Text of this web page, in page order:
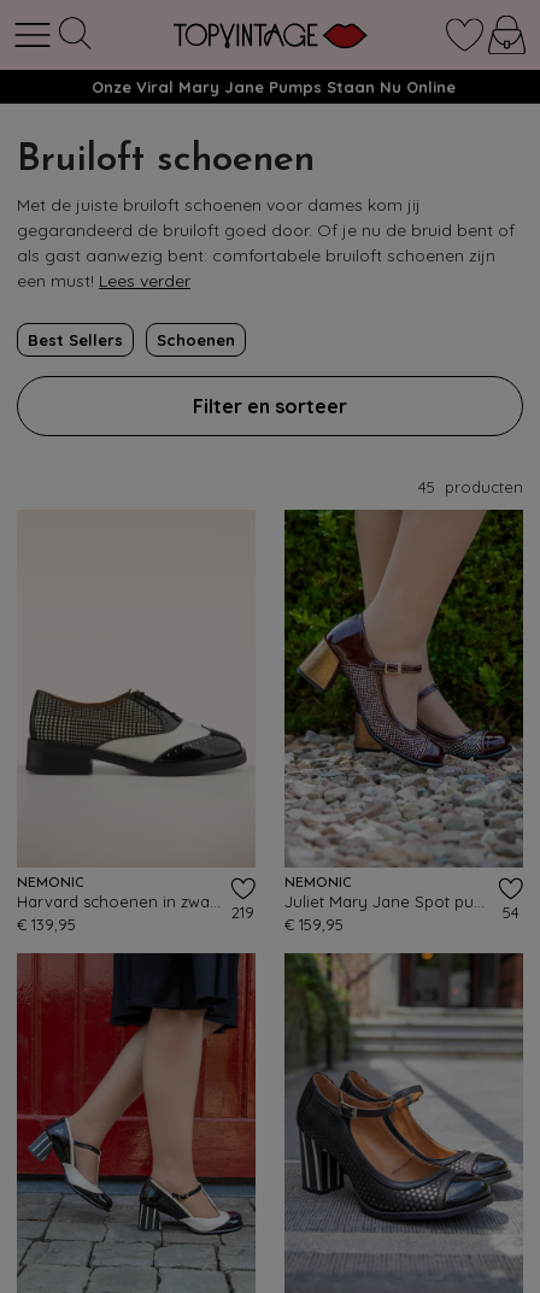
Onze Viral Mary Jane Pumps Staan Nu Online
Bruiloft schoenen
Met de juiste bruiloft schoenen voor dames kom jij
gegarandeerd de bruiloft goed door. Of je nu de bruid bent of
als gast aanwezig bent: comfortabele bruiloft schoenen zijn
een must! Lees verder
Best Sellers Schoenen
Filter en sorteer
45 producten
NEMONIC
€ 139,95
219
NEMONIC
€ 159,95
54